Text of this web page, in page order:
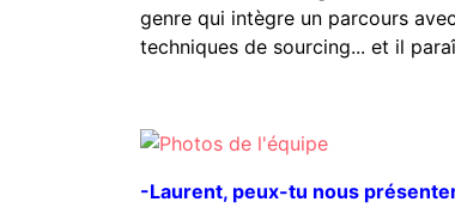
genre qui intègre un parcours
techniques de sourcing... et il
-Laurent, peux-tu nous